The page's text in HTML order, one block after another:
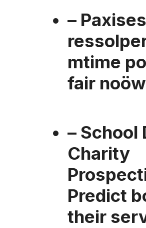
– Paxises
mtime
fair noöw
– School
Charity
Predict
their